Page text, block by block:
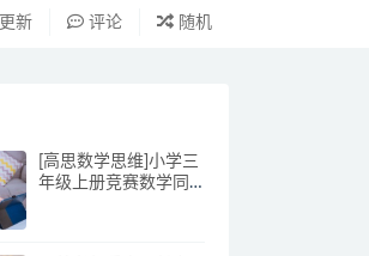
更新 评论 随机
[高思数学思维]小学三
年级上册竞赛数学同